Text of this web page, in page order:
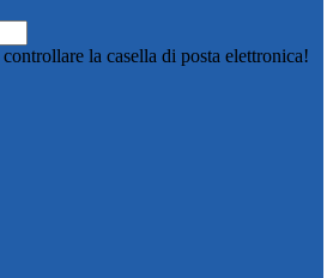
la casella di posta elettronica!